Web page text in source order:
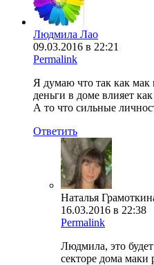
Людмила Лао
09.03.2016 в 22:21
Permalink
Я думаю что так как
деньги в доме влияет
А то что сильные
Ответить
Наталья
16.03.2016 в 22:38
Permalink
Людмила, это будет
секторе дома маки